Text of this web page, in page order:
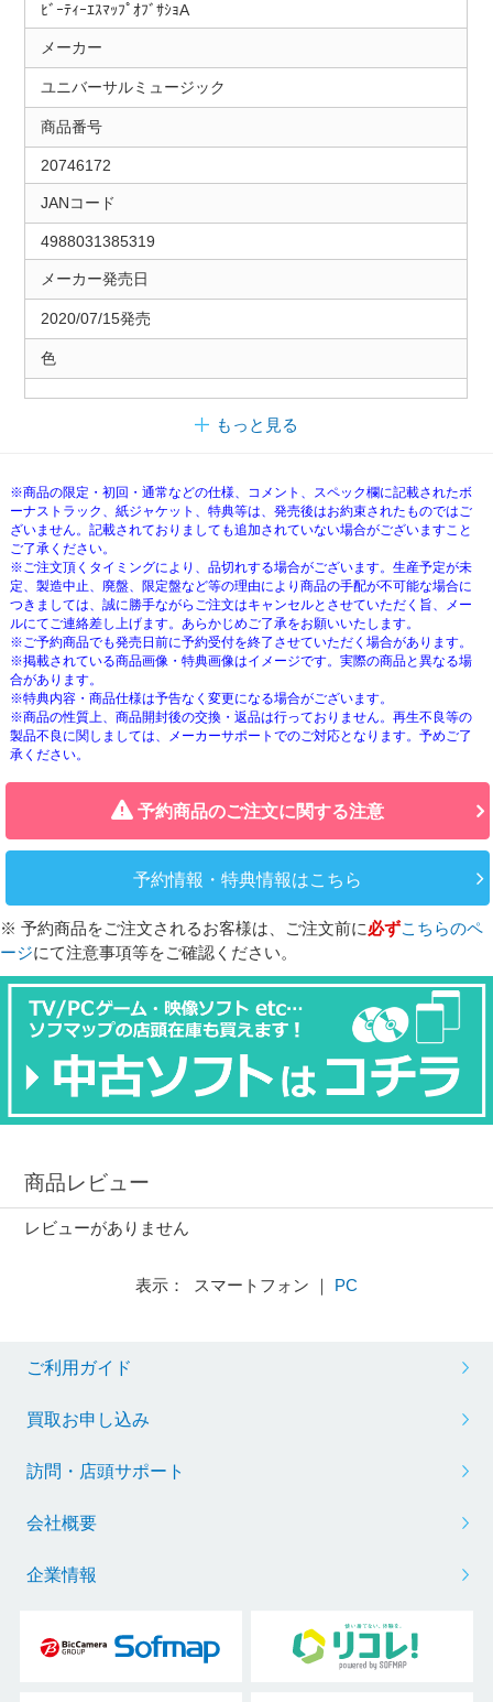
ﾋﾞｰﾃｨｰｴｽﾏｯﾌﾟｵﾌﾞｻｼｮA
メーカー
ユニバーサルミュージック
商品番号
20746172
JANコード
4988031385319
メーカー発売日
2020/07/15発売
色
もっと見る
※商品の限定・初回・通常などの仕様、コメント、スペック欄に記載されたボ
ーナストラック、紙ジャケット、特典等は、発売後はお約束されたものではご
ざいません。記載されておりましても追加されていない場合がございますこと
ご了承ください。
※ご注文頂くタイミングにより、品切れする場合がございます。生産予定が未
定、製造中止、廃盤、限定盤など等の理由により商品の手配が不可能な場合に
つきましては、誠に勝手ながらご注文はキャンセルとさせていただく旨、メー
ルにてご連絡差し上げます。あらかじめご了承をお願いいたします。
※ご予約商品でも発売日前に予約受付を終了させていただく場合があります。
※掲載されている商品画像・特典画像はイメージです。実際の商品と異なる場
合があります。
※特典内容・商品仕様は予告なく変更になる場合がございます。
※商品の性質上、商品開封後の交換・返品は行っておりません。再生不良等の
製品不良に関しましては、メーカーサポートでのご対応となります。予めご了
承ください。
予約商品のご注文に関する注意
予約情報・特典情報はこちら
※ 予約商品をご注文されるお客様は、ご注文前に必ずこちらのペ
ージにて注意事項等をご確認ください。
商品レビュー
レビューがありません
表示： スマートフォン ｜ PC
ご利用ガイド
買取お申し込み
訪問・店頭サポート
会社概要
企業情報